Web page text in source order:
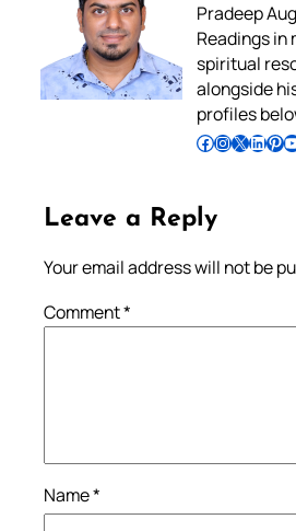
Pradeep
Readings
spiritual
alongside
profiles
Follow Pradeep on Facebook Follow Pradeep on InstagramFollow Pradeep on X Follow Pradeep on LinkedIn Follow Pradeep on Pinterest Subscribe to Pradeep’s Youtube Channel
Leave a Reply
Your email address will not be
Comment*
Name*